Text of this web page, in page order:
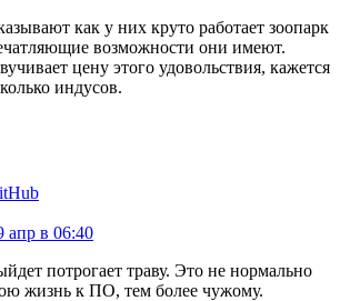
как у них круто работает зоопарк
возможности они имеют.
цену этого удовольствия, кажется
индусов.
апр в 06:40
потрогает траву. Это не нормально
жизнь к ПО, тем более чужому.